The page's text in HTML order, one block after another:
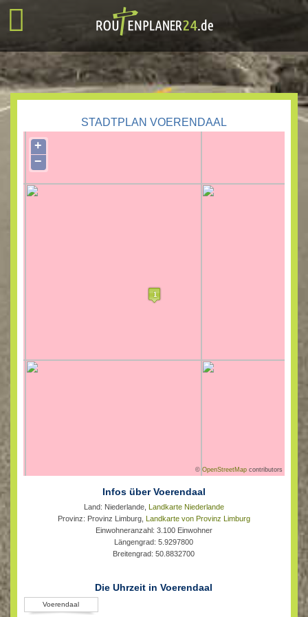
STADTPLAN VOERENDAAL
+
−
©OpenStreetMap contributors
Infos über Voerendaal
Land: Niederlande, Landkarte Niederlande
Provinz: Provinz Limburg, Landkarte von Provinz Limburg
Einwohneranzahl: 3.100 Einwohner
Längengrad: 5.9297800
Breitengrad: 50.8832700
Die Uhrzeit in Voerendaal
Voerendaal